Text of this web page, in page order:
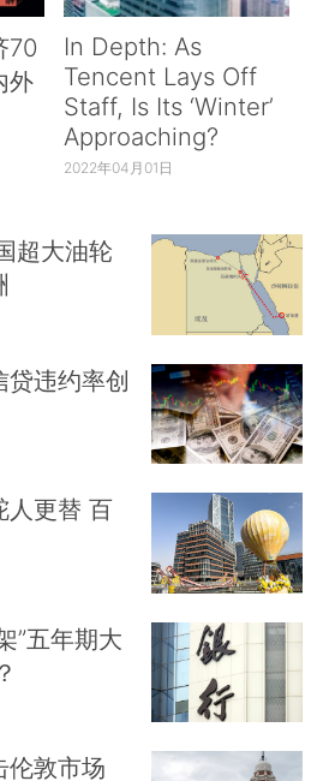
70
外
In Depth: As
Tencent Lays Off
Staff, Is Its ‘Winter’
Approaching?
2022年04月01日
超大油轮
贷违约率创
人更替 百
”五年期大
伦敦市场